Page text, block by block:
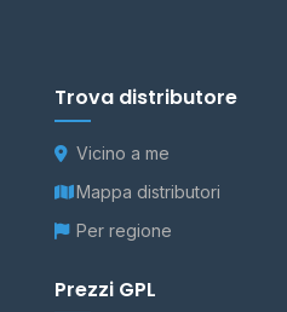
Trova distributore
Vicino a me
Mappa distributori
Per regione
Prezzi GPL